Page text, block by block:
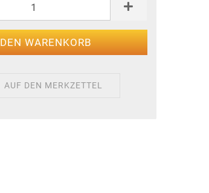
AUF DEN MERKZETTEL